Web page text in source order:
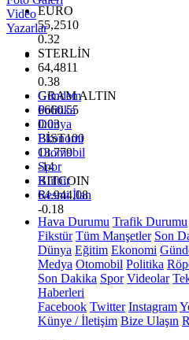
EURO
55,2510
0.32
STERLİN
64,4811
0.38
GRAM ALTIN
6660.55
0.03
BİST100
13.779
-14
BITCOIN
64.944,08
-0.18
Video
Yazarlar
Gündem
Politika
Dünya
Ekonomi
Otomobil
Spor
Kültür
Resmi İlan
Hava Durumu Trafik Durumu
Fikstür Tüm Manşetler Son
Dünya Eğitim Ekonomi
Medya Otomobil Politika
Son Dakika Spor Videolar
Haberleri
Facebook Twitter Instagram
Künye / İletişim Bize Ulaşın